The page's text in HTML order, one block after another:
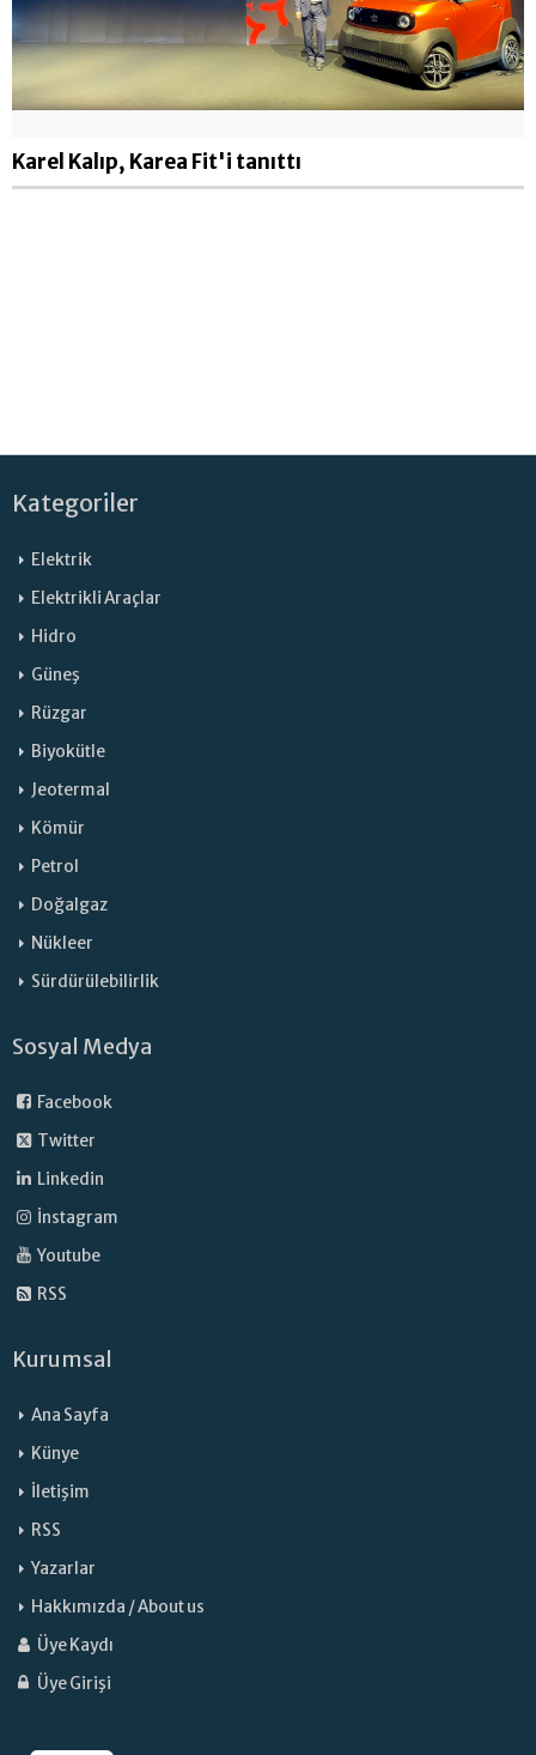
Karel Kalıp, Karea Fit'i tanıttı
Kategoriler
Elektrik
Elektrikli Araçlar
Hidro
Güneş
Rüzgar
Biyokütle
Jeotermal
Kömür
Petrol
Doğalgaz
Nükleer
Sürdürülebilirlik
Sosyal Medya
Facebook
Twitter
Linkedin
İnstagram
Youtube
RSS
Kurumsal
Ana Sayfa
Künye
İletişim
RSS
Yazarlar
Hakkımızda / About us
Üye Kaydı
Üye Girişi